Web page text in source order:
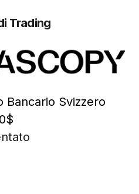
Trading
Bancario Svizzero